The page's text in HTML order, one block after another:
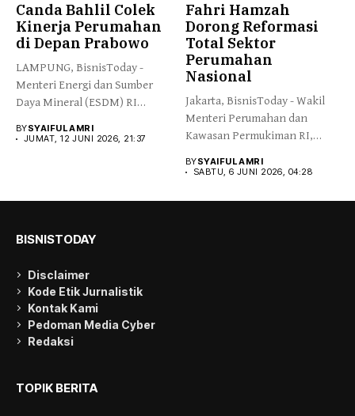
Canda Bahlil Colek
Kinerja Perumahan
di Depan Prabowo
LAMPUNG, BisnisToday -
Menteri Energi dan Sumber
Daya Mineral (ESDM) RI
BYSYAIFUL AMRI
JUMAT, 12 JUNI 2026, 21:37
Fahri Hamzah
Dorong Reformasi
Total Sektor
Perumahan
Nasional
Jakarta, BisnisToday - Wakil
Menteri Perumahan dan
Kawasan Permukiman RI,
BYSYAIFUL AMRI
SABTU, 6 JUNI 2026, 04:28
BISNISTODAY
Disclaimer
Kode Etik Jurnalistik
Kontak Kami
Pedoman Media Cyber
Redaksi
TOPIK BERITA